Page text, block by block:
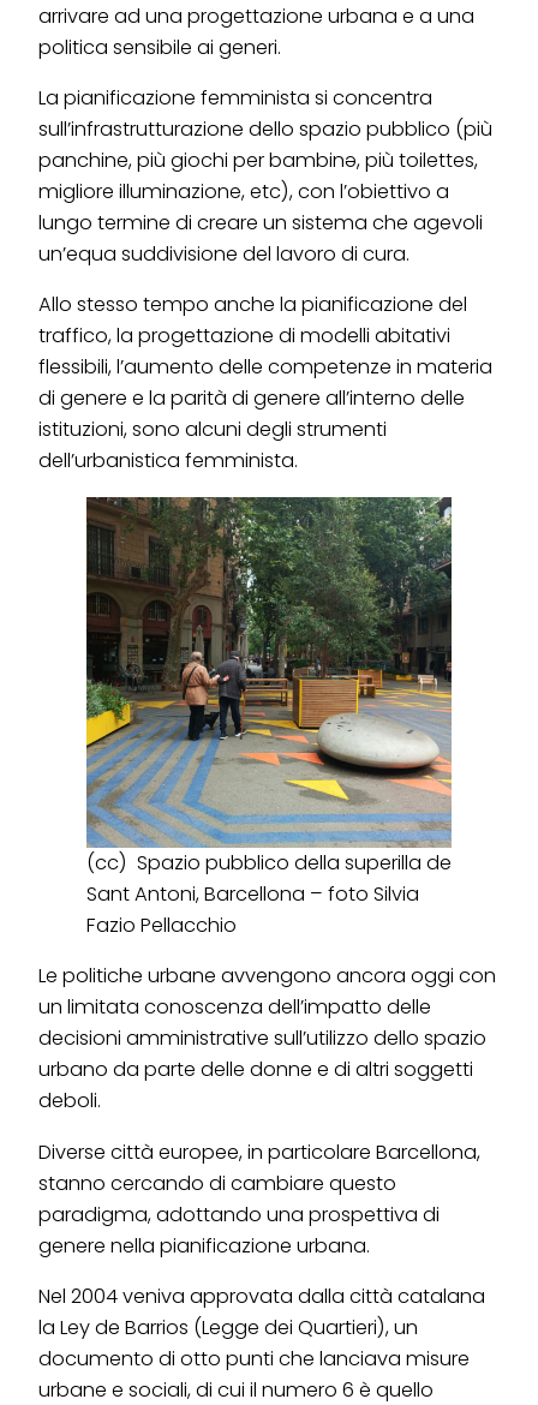
arrivare ad una progettazione urbana e a una
politica sensibile ai generi.
La pianificazione femminista si concentra
sull’infrastrutturazione dello spazio pubblico (più
panchine, più giochi per bambinə, più toilettes,
migliore illuminazione, etc), con l’obiettivo a
lungo termine di creare un sistema che agevoli
un’equa suddivisione del lavoro di cura.
Allo stesso tempo anche la pianificazione del
traffico, la progettazione di modelli abitativi
flessibili, l’aumento delle competenze in materia
di genere e la parità di genere all’interno delle
istituzioni, sono alcuni degli strumenti
dell’urbanistica femminista.
(cc) Spazio pubblico della superilla de
Sant Antoni, Barcellona – foto Silvia
Fazio Pellacchio
Le politiche urbane avvengono ancora oggi con
un limitata conoscenza dell’impatto delle
decisioni amministrative sull’utilizzo dello spazio
urbano da parte delle donne e di altri soggetti
deboli.
Diverse città europee, in particolare Barcellona,
stanno cercando di cambiare questo
paradigma, adottando una prospettiva di
genere nella pianificazione urbana.
Nel 2004 veniva approvata dalla città catalana
la Ley de Barrios (Legge dei Quartieri), un
documento di otto punti che lanciava misure
urbane e sociali, di cui il numero 6 è quello